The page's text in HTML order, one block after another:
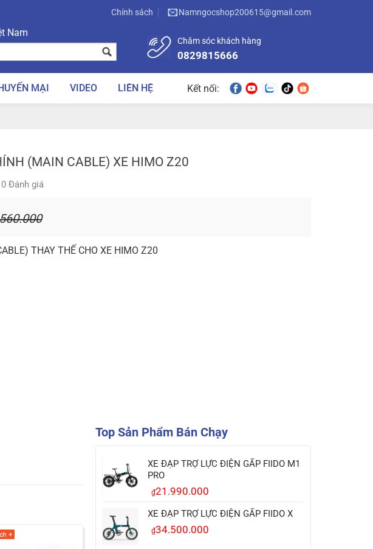
Chính sách Namngocshop200615@gmail.com
Nam
Chăm sóc khách hàng
0829815666
MẠI VIDEO LIÊN HỆ Kết nối:
(MAIN CABLE) XE HIMO Z20
0 Đánh giá
THAY THẾ CHO XE HIMO Z20
Top Sản Phẩm Bán Chạy
XE ĐẠP TRỢ LỰC ĐIỆN GẤP FIIDO M1
PRO
₫21.990.000
XE ĐẠP TRỢ LỰC ĐIỆN GẤP FIIDO X
₫34.500.000